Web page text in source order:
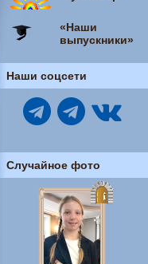
«Наши
выпускники»
Наши соцсети
Случайное фото